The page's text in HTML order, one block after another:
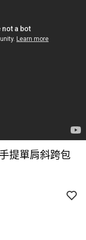
提單肩斜跨包